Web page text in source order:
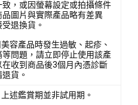
致，或因螢幕設定或拍攝條件
品圖片與實際產品略有差異
退換貨。
容產品時發生過敏、起疹、
等問題，請立即停止使用該產
在收到商品後3個月內憑診斷
貨。
述鑑賞期並非試用期。